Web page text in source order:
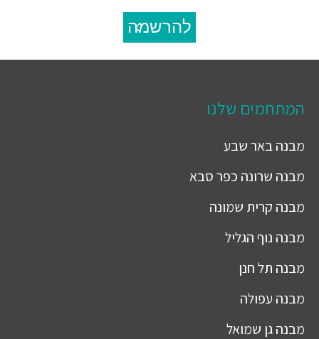
להרשמה
המתחמים שלנו
מבנהבאר שבע
מבנה שרונה כפר סבא
מבנה קרית שמונה
מבנה נוף הגליל
מבנה תל חנן
מבנה עפולה
מבנהגן שמואל